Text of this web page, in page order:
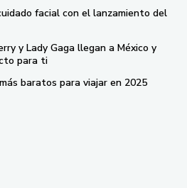
facial con el lanzamiento del
y Lady Gaga llegan a México y
para ti
baratos para viajar en 2025